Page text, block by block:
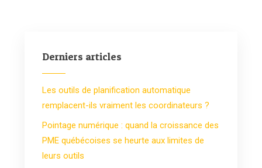
Derniers articles
Les outils de planification automatique
remplacent-ils vraiment les coordinateurs ?
Pointage numérique : quand la croissance des
PME québécoises se heurte aux limites de
leurs outils